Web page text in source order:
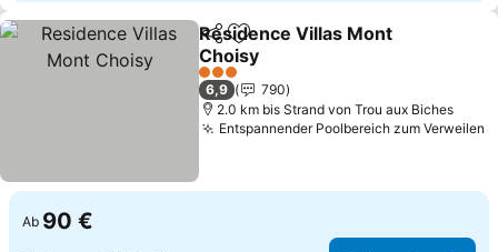
TeilenZu Favoriten hinzufügen
Residence Villas Mont
Choisy
3 Sterne
6,9
790
2.0 km bis Strand von Trou aux Biches
Entspannender Poolbereich zum Verweilen
Ab 90 €